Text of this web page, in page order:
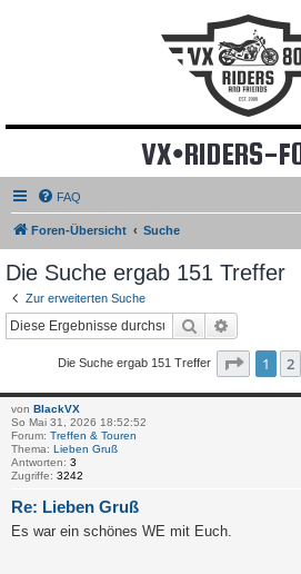
VX•RIDERS-
FAQ
Foren-Übersicht Suche
Die Suche ergab 151 Treffer
Zur erweiterten Suche
Suche
Die Suche ergab 151 Treffer Seite 1
1 2
von BlackVX
So Mai 31, 2026 18:52:52
Forum: Treffen & Touren
Thema: Lieben Gruß
Antworten: 3
Zugriffe: 3242
Re: Lieben Gruß
Es war ein schönes WE mit Euch.